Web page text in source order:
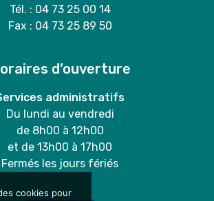
Tél. : 04 73 25 00 14
Fax : 04 73 25 89 50
d’ouverture
administratifs
Du lundi au vendredi
de 8h00 à 12h00
et de 13h00 à 17h00
Fermés les jours fériés
cookies pour